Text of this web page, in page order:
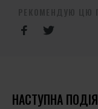
НАСТУПНА ПОДІЯ